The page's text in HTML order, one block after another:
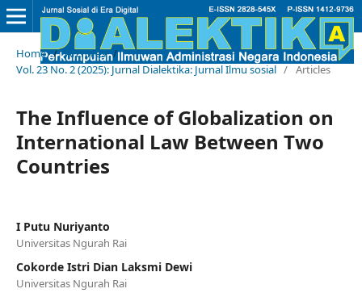
Home / Archives /
Vol. 23 No. 2 (2025): Jurnal Dialektika: Jurnal Ilmu sosial / Articles
The Influence of Globalization on
International Law Between Two
Countries
I Putu Nuriyanto
Universitas Ngurah Rai
Cokorde Istri Dian Laksmi Dewi
Universitas Ngurah Rai